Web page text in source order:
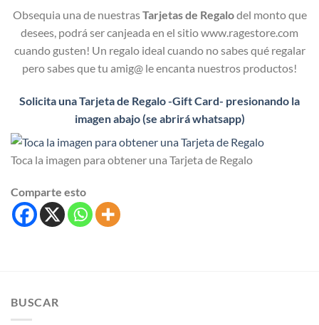
Obsequia una de nuestrasTarjetas de Regalodel monto que
desees, podrá ser canjeada en el sitio www.ragestore.com
cuando gusten! Un regalo ideal cuando no sabes qué regalar
pero sabes que tu amig@ le encanta nuestros productos!
Solicita una Tarjeta de Regalo -Gift Card- presionando la
imagen abajo (se abrirá whatsapp)
Toca la imagen para obtener una Tarjeta de Regalo
Comparte esto
BUSCAR